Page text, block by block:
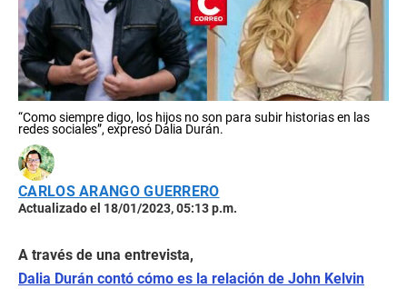
“Como siempre digo, los hijos no son para subir historias en las
redes sociales”, expresó Dalia Durán.
CARLOS ARANGO GUERRERO
Actualizado el 18/01/2023, 05:13 p.m.
A través de una entrevista,
Dalia Durán contó cómo es la relación de John Kelvin